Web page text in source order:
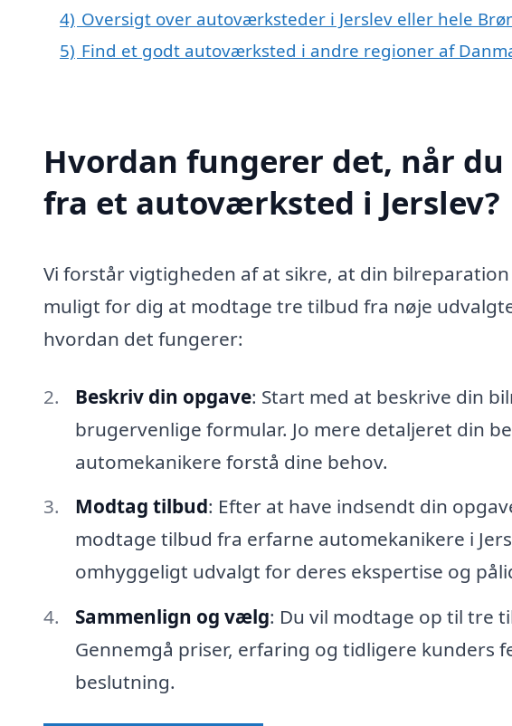
4) Oversigt over autoværksteder i Jerslev eller hele
5) Find et godt autoværksted i andre regioner af
Hvordan fungerer det, når
fra et autoværksted i Jerslev?
Vi forstår vigtigheden af at sikre, at din
muligt for dig at modtage tre tilbud fra nøje
hvordan det fungerer:
Beskriv din opgave: Start med at beskrive din
brugervenlige formular. Jo mere detaljeret din
automekanikere forstå dine behov.
Modtag tilbud: Efter at have indsendt din
modtage tilbud fra erfarne automekanikere i
omhyggeligt udvalgt for deres ekspertise og
Sammenlign og vælg: Du vil modtage op til tre
Gennemgå priser, erfaring og tidligere kunders
beslutning.